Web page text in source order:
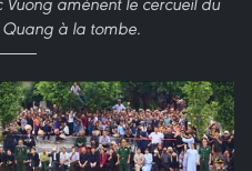
à la tombe.